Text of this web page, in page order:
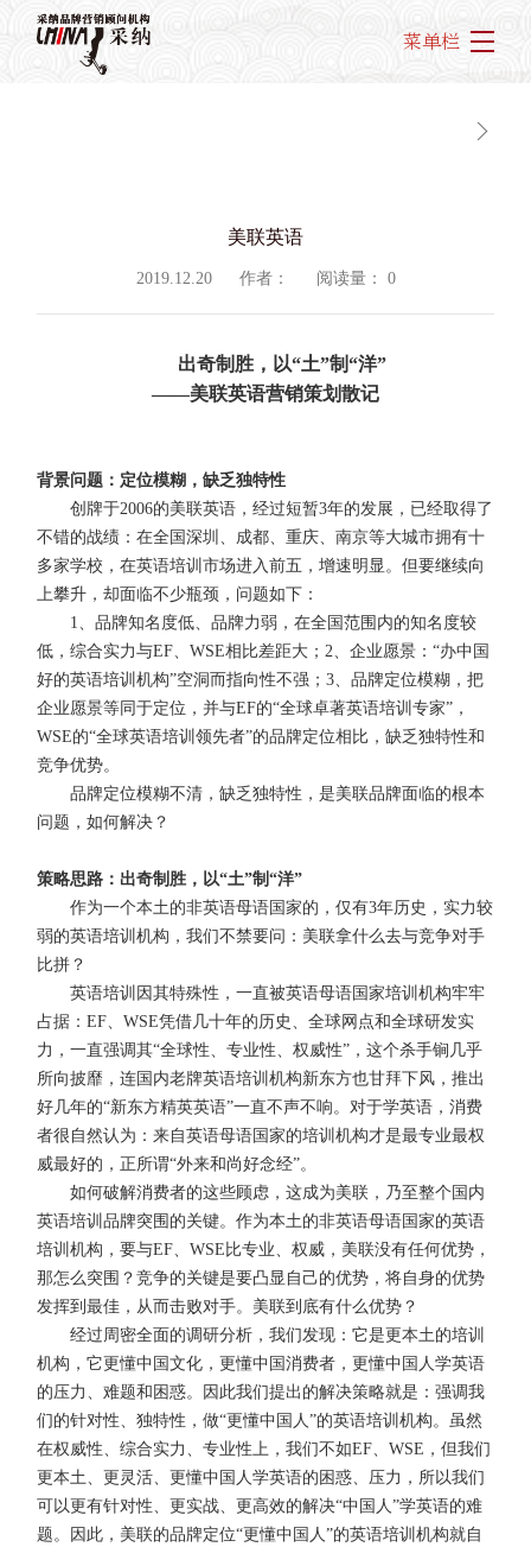
菜单栏
美联英语
2019.12.20 作者： 阅读量： 0
出奇制胜，以“土”制“洋”
——美联英语营销策划散记
背景问题：定位模糊，缺乏独特性
创牌于2006的美联英语，经过短暂3年的发展，已经取得了
不错的战绩：在全国深圳、成都、重庆、南京等大城市拥有十
多家学校，在英语培训市场进入前五，增速明显。但要继续向
上攀升，却面临不少瓶颈，问题如下：
1、品牌知名度低、品牌力弱，在全国范围内的知名度较
低，综合实力与EF、WSE相比差距大；2、企业愿景：“办中国
好的英语培训机构”空洞而指向性不强；3、品牌定位模糊，把
企业愿景等同于定位，并与EF的“全球卓著英语培训专家”，
WSE的“全球英语培训领先者”的品牌定位相比，缺乏独特性和
竞争优势。
品牌定位模糊不清，缺乏独特性，是美联品牌面临的根本
问题，如何解决？
策略思路：出奇制胜，以“土”制“洋”
作为一个本土的非英语母语国家的，仅有3年历史，实力较
弱的英语培训机构，我们不禁要问：美联拿什么去与竞争对手
比拼？
英语培训因其特殊性，一直被英语母语国家培训机构牢牢
占据：EF、WSE凭借几十年的历史、全球网点和全球研发实
力，一直强调其“全球性、专业性、权威性”，这个杀手锏几乎
所向披靡，连国内老牌英语培训机构新东方也甘拜下风，推出
好几年的“新东方精英英语”一直不声不响。对于学英语，消费
者很自然认为：来自英语母语国家的培训机构才是最专业最权
威最好的，正所谓“外来和尚好念经”。
如何破解消费者的这些顾虑，这成为美联，乃至整个国内
英语培训品牌突围的关键。作为本土的非英语母语国家的英语
培训机构，要与EF、WSE比专业、权威，美联没有任何优势，
那怎么突围？竞争的关键是要凸显自己的优势，将自身的优势
发挥到最佳，从而击败对手。美联到底有什么优势？
经过周密全面的调研分析，我们发现：它是更本土的培训
机构，它更懂中国文化，更懂中国消费者，更懂中国人学英语
的压力、难题和困惑。因此我们提出的解决策略就是：强调我
们的针对性、独特性，做“更懂中国人”的英语培训机构。虽然
在权威性、综合实力、专业性上，我们不如EF、WSE，但我们
更本土、更灵活、更懂中国人学英语的困惑、压力，所以我们
可以更有针对性、更实战、更高效的解决“中国人”学英语的难
题。因此，美联的品牌定位“更懂中国人”的英语培训机构就自